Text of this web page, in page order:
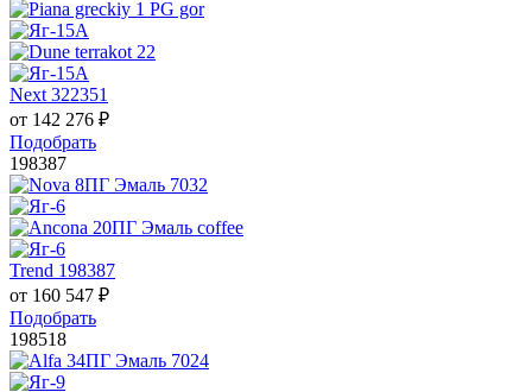
Next 322351
от 142 276 ₽
Подобрать
198387
Trend 198387
от 160 547 ₽
Подобрать
198518